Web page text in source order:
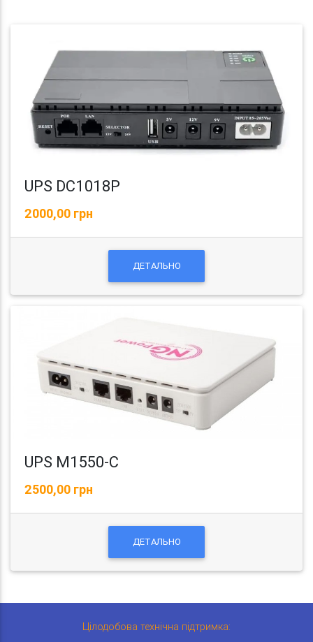
UPS DC1018P
2000,00 грн
ДЕТАЛЬНО
UPS M1550-C
2500,00 грн
ДЕТАЛЬНО
Цілодобова технічна підтримка: